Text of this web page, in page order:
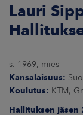
Lauri
s. 1969, mies
Kansalaisuus:
Koulutus: KTM,
Hallituksen jäsen